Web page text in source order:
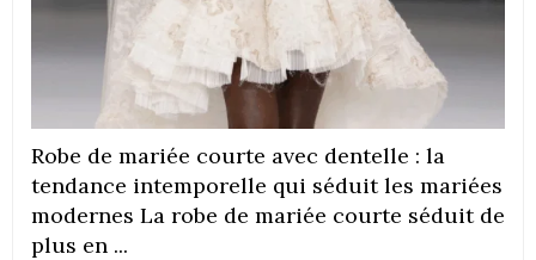
Robe de mariée courte avec dentelle : la
tendance intemporelle qui séduit les mariées
modernes La robe de mariée courte séduit de
plus en ...